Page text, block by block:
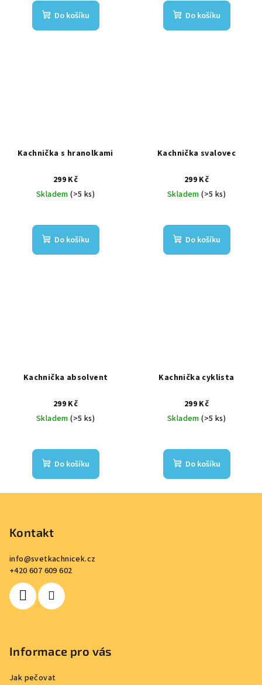
Do košíku Do košíku
Kachnička s hranolkami
299 Kč
Skladem(>5 ks)
Do košíku
Kachnička svalovec
299 Kč
Skladem(>5 ks)
Do košíku
Kachnička absolvent
299 Kč
Skladem(>5 ks)
Do košíku
Kachnička cyklista
299 Kč
Skladem(>5 ks)
Do košíku
Kontakt
info@svetkachnicek.cz
+420 607 609 602
Informace pro vás
Jak pečovat